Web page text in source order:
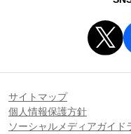
サイトマップ
個人情報保護方針
ソーシャルメディアガイド